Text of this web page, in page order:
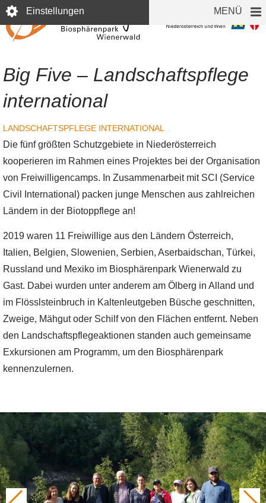
Direkt
zum
Inhalt
Einstellungen MENÜ
Big Five – Landschaftspflege
international
LANDSCHAFTSPFLEGE INTERNATIONAL
Die fünf größten Schutzgebiete in Niederösterreich
kooperieren im Rahmen eines Projektes bei der Organisation
von Freiwilligencamps. In Zusammenarbeit mit SCI (Service
Civil International) packen junge Menschen aus zahlreichen
Ländern in der Biotoppflege an!
2019 waren 11 Freiwillige aus den Ländern Österreich,
Italien, Belgien, Slowenien, Serbien, Aserbaidschan, Türkei,
Russland und Mexiko im Biosphärenpark Wienerwald zu
Gast. Dabei wurden unter anderem am Ölberg in Alland und
im Flösslsteinbruch in Kaltenleutgeben Büsche geschnitten,
Zweige, Mähgut oder Schilf von den Flächen entfernt. Neben
den Landschaftspflegeaktionen standen auch gemeinsame
Exkursionen am Programm, um den Biosphärenpark
kennenzulernen.